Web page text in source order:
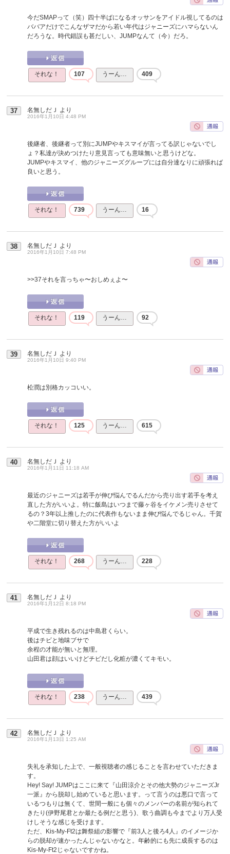
今だSMAPって（笑）四十半ばになるオッサンをアイドル視してるのは
ババアだけでこんなザマだから若い年代はジャニーズにハマらないん
だろうな。時代錯誤も甚だしい、JUMPなんて（今）だろ。
それな！ 107 うーん… 409
37 名無しだＪ より
2016年1月10日 4:48 PM
後継者、後継者って別にJUMPやキスマイが言ってる訳じゃないでし
ょ？私達が決めつけたり意見言っても意味無いと思うけどな。
JUMPやキスマイ、他のジャニーズグループには自分達なりに頑張れば
良いと思う。
それな！ 739 うーん… 16
38 名無しだＪ より
2016年1月10日 7:48 PM
>>37それを言っちゃ〜おしめぇよ〜
それな！ 119 うーん… 92
39 名無しだＪ より
2016年1月10日 9:40 PM
松潤は別格カッコいい。
それな！ 125 うーん… 615
40 名無しだＪ より
2016年1月11日 11:18 AM
最近のジャニーズは若手が伸び悩んでるんだから売り出す若手を考え
直した方がいいよ。特に飯島はいつまで藤ヶ谷をイケメン売りさせて
るの？3年以上推したのに代表作もないまま伸び悩んでるじゃん。千賀
や二階堂に切り替えた方がいいよ
それな！ 268 うーん… 228
41 名無しだＪ より
2016年1月12日 8:18 PM
平成で生き残れるのは中島君くらい。
後はチビと地味ブサで
余程の才能が無いと無理。
山田君は顔はいいけどチビだし化粧が濃くてキモい。
それな！ 238 うーん… 439
42 名無しだＪ より
2016年1月13日 1:25 AM
失礼を承知した上で、一般視聴者の感じることを言わせていただきま
す。
Hey! Say! JUMPはここに来て『山田涼介とその他大勢のジャニーズJr
一派』から脱却し始めていると思います。って言うのは悪口で言って
いるつもりは無くて、世間一般にも個々のメンバーの名前が知られて
きたり(伊野尾君とか最たる例だと思う)、歌う曲調も今までより万人受
けしそうな感じを受けます。
ただ、Kis-My-Ft2は舞祭組の影響で『前3人と後ろ4人』のイメージか
らの脱却が速かったんじゃないかなと。年齢的にも先に成長するのは
Kis-My-Ft2じゃないですかね。